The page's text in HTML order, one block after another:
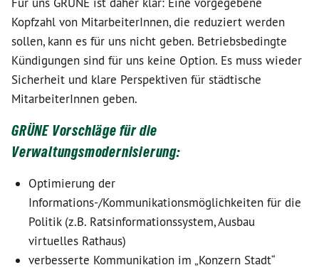
Kopfzahl von MitarbeiterInnen, die reduziert werden
sollen, kann es für uns nicht geben. Betriebsbedingte
Kündigungen sind für uns keine Option. Es muss wieder
Sicherheit und klare Perspektiven für städtische
MitarbeiterInnen geben.
GRÜNE Vorschläge für die
Verwaltungsmodernisierung:
Optimierung der
Informations-/Kommunikationsmöglichkeiten für die
Politik (z.B. Ratsinformationssystem, Ausbau
virtuelles Rathaus)
verbesserte Kommunikation im „Konzern Stadt“